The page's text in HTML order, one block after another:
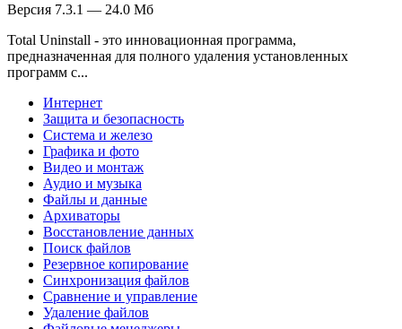
Версия 7.3.1 — 24.0 Мб
Total Uninstall - это инновационная программа,
предназначенная для полного удаления установленных
программ с...
Интернет
Защита и безопасность
Система и железо
Графика и фото
Видео и монтаж
Аудио и музыка
Файлы и данные
Архиваторы
Восстановление данных
Поиск файлов
Резервное копирование
Синхронизация файлов
Сравнение и управление
Удаление файлов